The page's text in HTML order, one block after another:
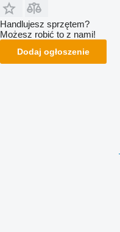
Handlujesz sprzętem?
Możesz robić to z nami!
Dodaj ogłoszenie